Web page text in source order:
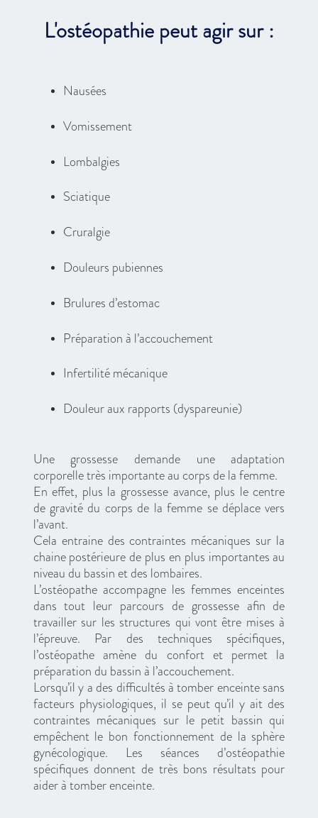
L'ostéopathie peut agir sur :
Nausées
Vomissement
Lombalgies
Sciatique
Cruralgie
Douleurs pubiennes
Brulures d’estomac
Préparation à l’accouchement
Infertilité mécanique
Douleur aux rapports (dyspareunie)
Une grossesse demande une adaptation
corporelle très importante au corps de la femme.
En effet, plus la grossesse avance, plus le centre
de gravité du corps de la femme se déplace vers
l’avant.
Cela entraine des contraintes mécaniques sur la
chaine postérieure de plus en plus importantes au
niveau du bassin et des lombaires.
L’ostéopathe accompagne les femmes enceintes
dans tout leur parcours de grossesse afin de
travailler sur les structures qui vont être mises à
l’épreuve. Par des techniques spécifiques,
l’ostéopathe amène du confort et permet la
préparation du bassin à l’accouchement.
Lorsqu’il y a des difficultés à tomber enceinte sans
facteurs physiologiques, il se peut qu’il y ait des
contraintes mécaniques sur le petit bassin qui
empêchent le bon fonctionnement de la sphère
gynécologique. Les séances d’ostéopathie
spécifiques donnent de très bons résultats pour
aider à tomber enceinte.